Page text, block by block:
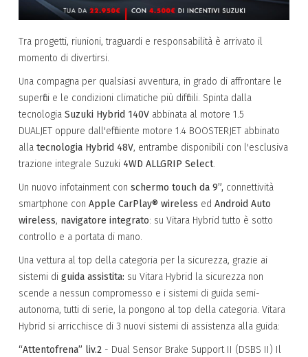
Tra progetti, riunioni, traguardi e responsabilità è arrivato il
momento di divertirsi.
Una compagna per qualsiasi avventura, in grado di affrontare le
superfici e le condizioni climatiche più difficili. Spinta dalla
tecnologia Suzuki Hybrid 140V abbinata al motore 1.5
DUALJET oppure dall'efficiente motore 1.4 BOOSTERJET abbinato
alla tecnologia Hybrid 48V, entrambe disponibili con l'esclusiva
trazione integrale Suzuki 4WD ALLGRIP Select.
Un nuovo infotainment con schermo touch da 9”, connettività
smartphone con Apple CarPlay® wireless ed Android Auto
wireless, navigatore integrato: su Vitara Hybrid tutto è sotto
controllo e a portata di mano.
Una vettura al top della categoria per la sicurezza, grazie ai
sistemi di guida assistita: su Vitara Hybrid la sicurezza non
scende a nessun compromesso e i sistemi di guida semi-
autonoma, tutti di serie, la pongono al top della categoria. Vitara
Hybrid si arricchisce di 3 nuovi sistemi di assistenza alla guida:
“Attentofrena” liv.2 - Dual Sensor Brake Support II (DSBS II) Il